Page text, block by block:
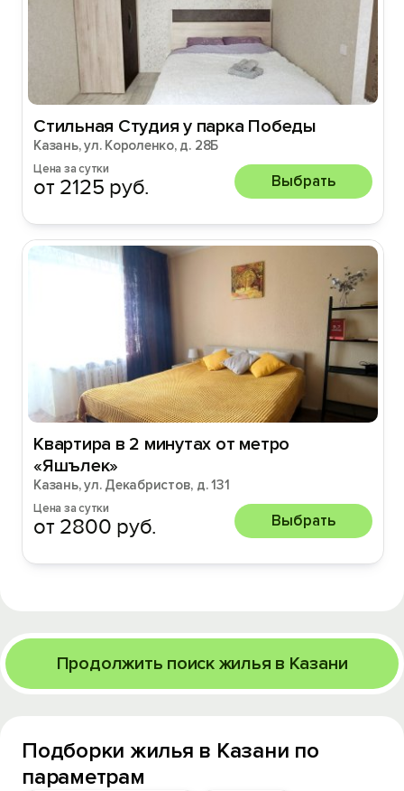
Стильная Cтудия у парка Победы
Казань, ул. Короленко, д. 28Б
Цена за сутки
от 2125 руб. Выбрать
Квартира в 2 минутax от метро
«Яшълек»
Казань, ул. Декабристов, д. 131
Цена за сутки
от 2800 руб. Выбрать
Продолжить поиск жилья в Казани
Подборки жилья в Казани по
параметрам